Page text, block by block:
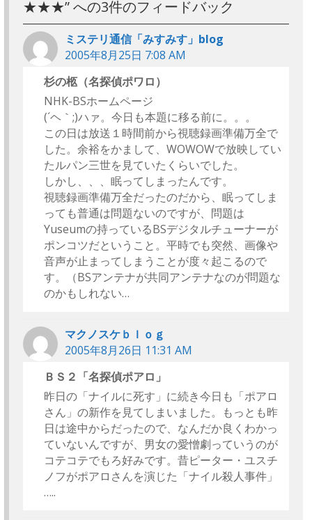
★★★” への3件のフィードバック
ミステリ通信「みすみす」blog
2005年8月25日 7:08 AM
杉の柩（名探偵ポワロ）
NHK-BSホームページ
(´ヘ｀;)ハァ。今日も本題に移る前に。。。
この日は放送１時間前から視聴録画準備万全で
した。余裕をかまして、WOWOWで放映してい
たルパン三世を見ていたくらいでした。
しかし、、、眠ってしまったんです。
視聴録画準備万全だったのだから、眠ってしま
っても普通は問題ないのですが、問題は
Yuseumの持っているBSデジタルチューナーが
ポンコツだということ。平時でも突然、画像や
音声が止まってしまうことが度々起こるので
す。（BSアンテナが共同アンテナなのが問題な
のかもしれない…
マクノスケｂｌｏｇ
2005年8月26日 11:31 AM
ＢＳ２「名探偵ポアロ」
昨日の「ナイルに死す」に続き今日も「ポアロ
さん」の新作を見てしまいました。もっとも昨
日は途中からだったので、なんだか良くわかっ
ていないんですが、男女の愛憎劇っていうのが
コテコテでもろ好みです。昔ピーター・ユスチ
ノフがポアロさんを演じた「ナイル殺人事件」
…..